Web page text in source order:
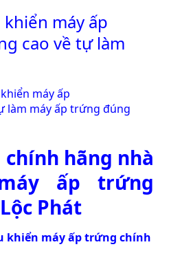
máy ấp
cao về tự làm
máy ấp
làm máy ấp trứng đúng
hãng nhà
ấp trứng
Lộc Phát
khiển máy ấp trứng chính